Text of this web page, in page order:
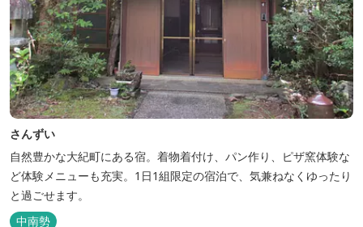
さんずい
自然豊かな大紀町にある宿。着物着付け、パン作り、ピザ窯体験な
ど体験メニューも充実。1日1組限定の宿泊で、気兼ねなくゆったり
と過ごせます。
中南勢